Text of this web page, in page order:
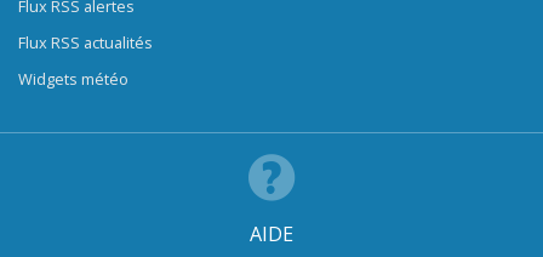
Flux RSS alertes
Flux RSS actualités
Widgets météo
AIDE